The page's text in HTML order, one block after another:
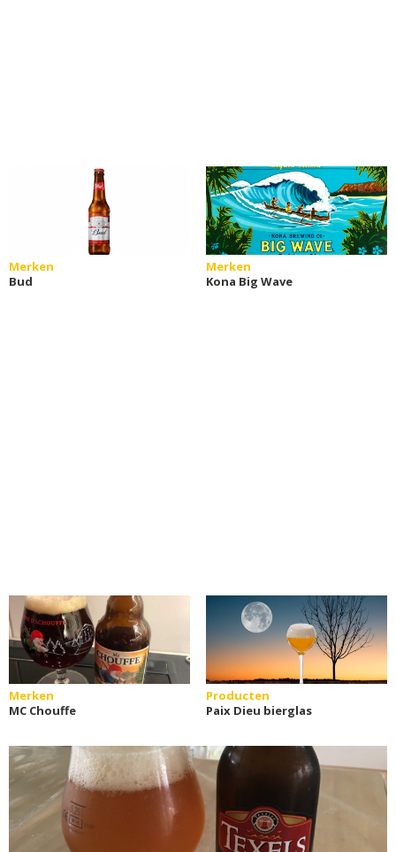
Merken
Bud
Merken
Kona Big Wave
Merken
MC Chouffe
Producten
Paix Dieu bierglas